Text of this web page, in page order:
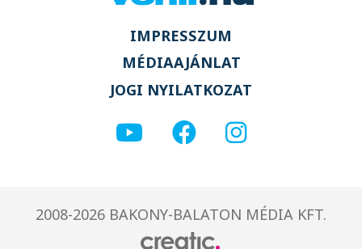
IMPRESSZUM
MÉDIAAJÁNLAT
JOGI NYILATKOZAT
2008-2026 BAKONY-BALATON MÉDIA KFT.